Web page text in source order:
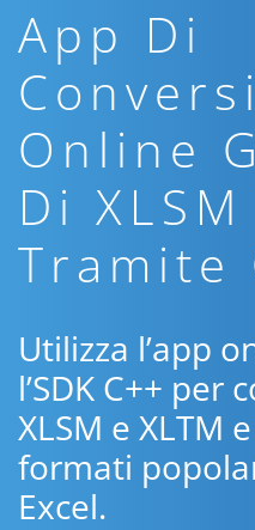
App Di
Online
Di
Tramite
Utilizza l’app
l’SDK C++ per
XLSM e XLTM
formati
Excel.